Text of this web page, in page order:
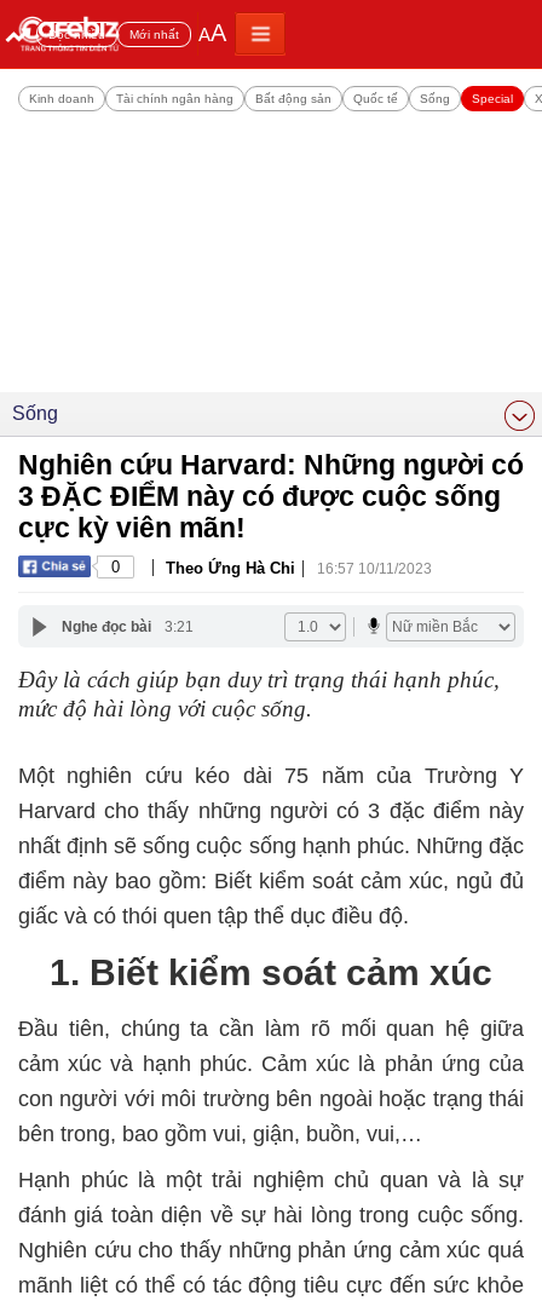
Đọc nhiều Mới nhất AA
Kinh doanh Tài chính ngân hàng Bất động sản Quốc tế Sống Special
Sống
Nghiên cứu Harvard: Những người có
3 ĐẶC ĐIỂM này có được cuộc sống
cực kỳ viên mãn!
0 | Theo Ứng Hà Chi | 16:57 10/11/2023
Nghe đọc bài 3:21
Đây là cách giúp bạn duy trì trạng thái hạnh phúc,
mức độ hài lòng với cuộc sống.
Một nghiên cứu kéo dài 75 năm của Trường Y
Harvard cho thấy những người có 3 đặc điểm này
nhất định sẽ sống cuộc sống hạnh phúc. Những đặc
điểm này bao gồm: Biết kiểm soát cảm xúc, ngủ đủ
giấc và có thói quen tập thể dục điều độ.
1. Biết kiểm soát cảm xúc
Đầu tiên, chúng ta cần làm rõ mối quan hệ giữa
cảm xúc và hạnh phúc. Cảm xúc là phản ứng của
con người với môi trường bên ngoài hoặc trạng thái
bên trong, bao gồm vui, giận, buồn, vui,…
Hạnh phúc là một trải nghiệm chủ quan và là sự
đánh giá toàn diện về sự hài lòng trong cuộc sống.
Nghiên cứu cho thấy những phản ứng cảm xúc quá
mãnh liệt có thể có tác động tiêu cực đến sức khỏe